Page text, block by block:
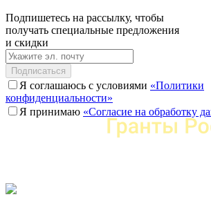
Подпишетесь на рассылку, чтобы
получать специальные предложения
и скидки
Подписаться
Я соглашаюсь с условиями «Политики
конфиденциальности»
Я принимаю «Согласие на обработку